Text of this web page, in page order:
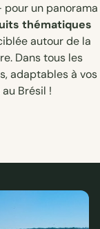
un panorama
thématiques
autour de la
Dans tous les
adaptables à vos
Brésil !